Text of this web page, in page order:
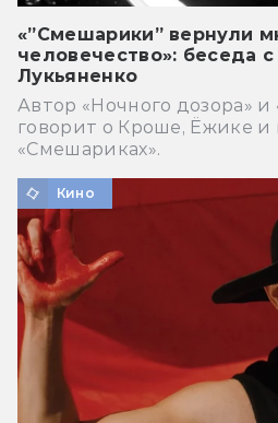
«”Смешарики” вернули
человечество»: беседа
Лукьяненко
Автор «Ночного дозора» и
говорит о Кроше, Ёжике
«Смешариках».
Кино